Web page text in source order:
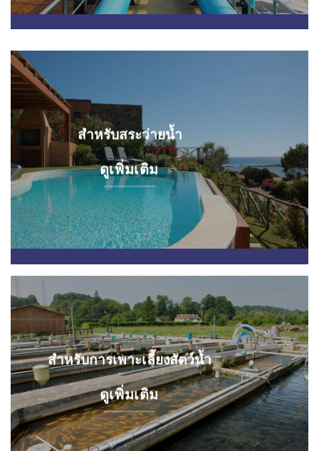
สำหรับสระว่ายน้ำ
ดูเพิ่มเติม
สำหรับการเพาะเลี้ยงสัตว์น้ำ
ดูเพิ่มเติม